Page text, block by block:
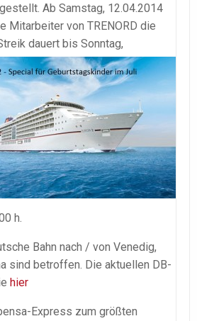
Ab Samstag, 12.04.2014
Mitarbeiter von TRENORD die
dauert bis Sonntag,
h.
Bahn nach / von Venedig,
sind betroffen. Die aktuellen DB-
hier
Express zum größten